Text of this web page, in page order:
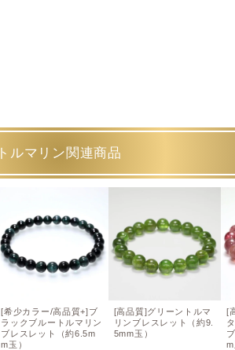
トルマリン関連商品
[希少カラー/高品質+]ブ
ラックブルートルマリン
ブレスレット（約6.5m
m玉）
[高品質]グリーントルマ
リンブレスレット（約9.
5mm玉）
[